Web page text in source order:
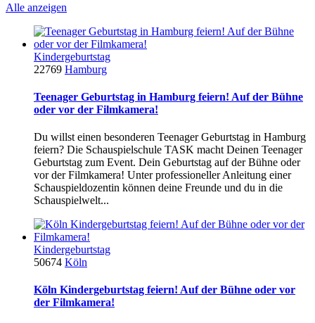
Alle anzeigen
Kindergeburtstag
22769 Hamburg
Teenager Geburtstag in Hamburg feiern! Auf der Bühne
oder vor der Filmkamera!
Du willst einen besonderen Teenager Geburtstag in Hamburg
feiern? Die Schauspielschule TASK macht Deinen Teenager
Geburtstag zum Event. Dein Geburtstag auf der Bühne oder
vor der Filmkamera! Unter professioneller Anleitung einer
Schauspieldozentin können deine Freunde und du in die
Schauspielwelt...
Kindergeburtstag
50674 Köln
Köln Kindergeburtstag feiern! Auf der Bühne oder vor
der Filmkamera!